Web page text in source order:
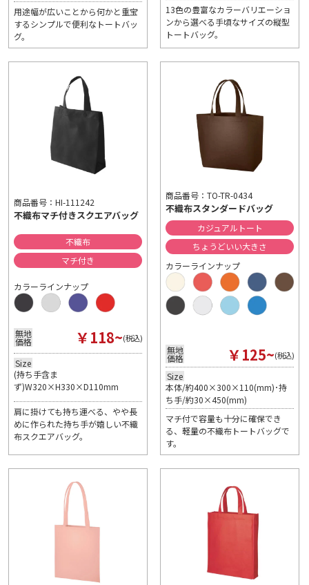
用途幅が広いことから何かと重宝
するシンプルで便利なトートバッ
グ。
13色の豊富なカラーバリエーショ
ンから選べる手頃なサイズの縦型
トートバッグ。
商品番号：HI-111242
不織布マチ付きスクエアバッグ
不織布
マチ付き
カラーラインナップ
無地
価格 ￥118~(税込)
Size
(持ち手含ま
ず)W320×H330×D110mm
肩に掛けても持ち運べる、やや長
めに作られた持ち手が嬉しい不織
布スクエアバッグ。
商品番号：TO-TR-0434
不織布スタンダードバッグ
カジュアルトート
ちょうどいい大きさ
カラーラインナップ
無地
価格 ￥125~(税込)
Size
本体/約400×300×110(mm)･持
ち手/約30×450(mm)
マチ付で容量も十分に確保でき
る、軽量の不織布トートバッグで
す。